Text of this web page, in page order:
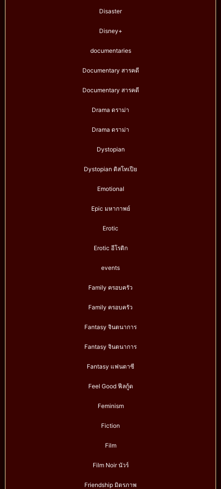
Disaster
Disney+
documentaries
Documentary สารคดี
Documentary สารคดี
Drama ดราม่า
Drama ดราม่า
Dystopian
Dystopian ดิสโทเปีย
Emotional
Epic มหากาพย์
Erotic
Erotic อีโรติก
events
Family ครอบครัว
Family ครอบครัว
Fantasy จินตนาการ
Fantasy จินตนาการ
Fantasy แฟนตาซี
Feel Good ฟีลกู้ด
Feminism
Fiction
Film
Film Noir นัวร์
Friendship มิตรภาพ